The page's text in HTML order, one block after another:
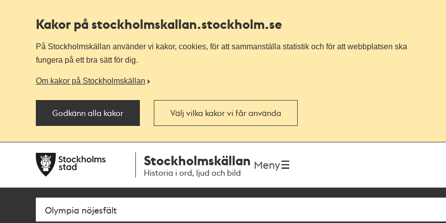
Kakor på stockholmskallan.stockholm.se
På Stockholmskällan använder vi kakor, cookies, för att sammanställa statistik och för att webbplatsen ska
fungera på ett bra sätt för dig.
Om kakor på Stockholmskällan
Godkänn alla kakor Välj vilka kakor vi får använda
navigationen
huvudinnehållet
Stockholmskällan
Historia i ord, ljud och bild
Meny
Sök